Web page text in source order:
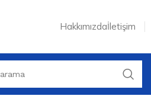
Hakkımızdaİletişim